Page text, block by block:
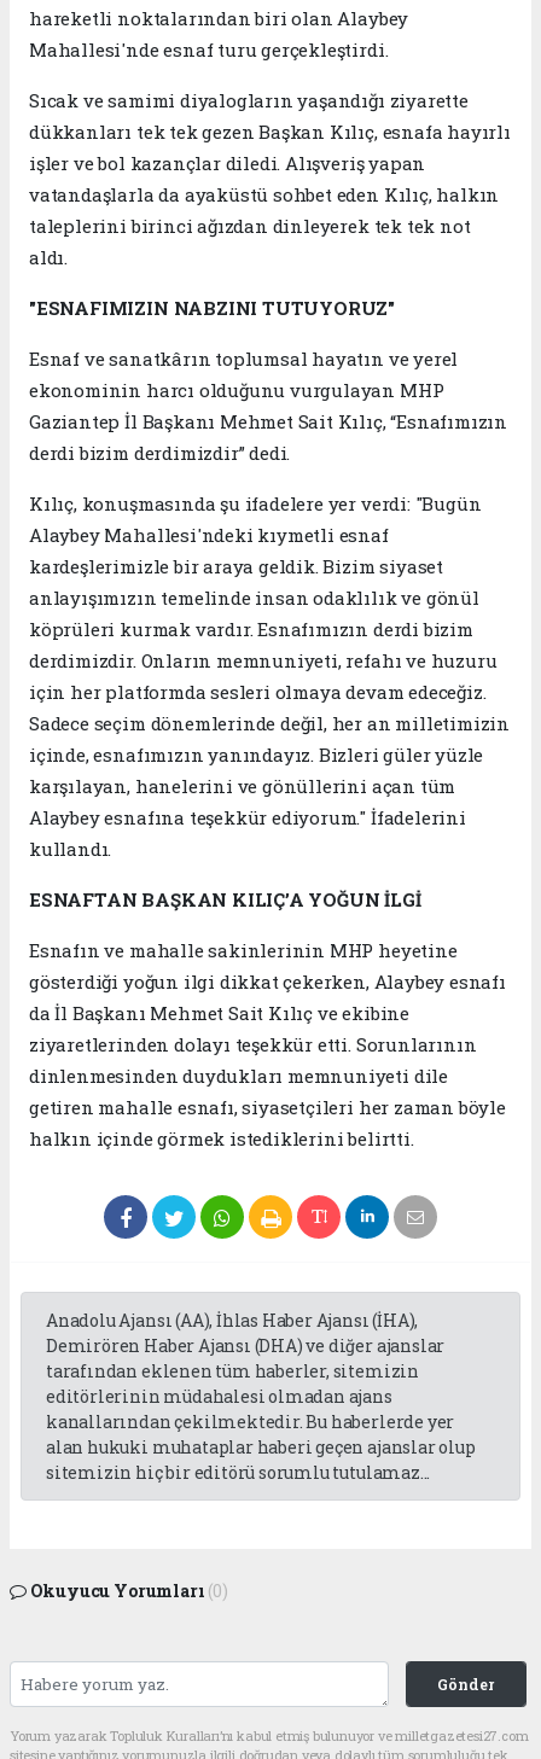
hareketli noktalarından biri olan Alaybey
Mahallesi'nde esnaf turu gerçekleştirdi.
Sıcak ve samimi diyalogların yaşandığı ziyarette
dükkanları tek tek gezen Başkan Kılıç, esnafa hayırlı
işler ve bol kazançlar diledi. Alışveriş yapan
vatandaşlarla da ayaküstü sohbet eden Kılıç, halkın
taleplerini birinci ağızdan dinleyerek tek tek not
aldı.
"ESNAFIMIZIN NABZINI TUTUYORUZ"
Esnaf ve sanatkârın toplumsal hayatın ve yerel
ekonominin harcı olduğunu vurgulayan MHP
Gaziantep İl Başkanı Mehmet Sait Kılıç, “Esnafımızın
derdi bizim derdimizdir” dedi.
Kılıç, konuşmasında şu ifadelere yer verdi: "Bugün
Alaybey Mahallesi'ndeki kıymetli esnaf
kardeşlerimizle bir araya geldik. Bizim siyaset
anlayışımızın temelinde insan odaklılık ve gönül
köprüleri kurmak vardır. Esnafımızın derdi bizim
derdimizdir. Onların memnuniyeti, refahı ve huzuru
için her platformda sesleri olmaya devam edeceğiz.
Sadece seçim dönemlerinde değil, her an milletimizin
içinde, esnafımızın yanındayız. Bizleri güler yüzle
karşılayan, hanelerini ve gönüllerini açan tüm
Alaybey esnafına teşekkür ediyorum." İfadelerini
kullandı.
ESNAFTAN BAŞKAN KILIÇ’A YOĞUN İLGİ
Esnafın ve mahalle sakinlerinin MHP heyetine
gösterdiği yoğun ilgi dikkat çekerken, Alaybey esnafı
da İl Başkanı Mehmet Sait Kılıç ve ekibine
ziyaretlerinden dolayı teşekkür etti. Sorunlarının
dinlenmesinden duydukları memnuniyeti dile
getiren mahalle esnafı, siyasetçileri her zaman böyle
halkın içinde görmek istediklerini belirtti.
Anadolu Ajansı (AA), İhlas Haber Ajansı (İHA),
Demirören Haber Ajansı (DHA) ve diğer ajanslar
tarafından eklenen tüm haberler, sitemizin
editörlerinin müdahalesi olmadan ajans
kanallarından çekilmektedir. Bu haberlerde yer
alan hukuki muhataplar haberi geçen ajanslar olup
sitemizin hiç bir editörü sorumlu tutulamaz...
Okuyucu Yorumları (0)
Gönder
Yorum yazarak Topluluk Kuralları’nı kabul etmiş bulunuyor ve milletgazetesi27.com
sitesine yaptığınız yorumunuzla ilgili doğrudan veya dolaylı tüm sorumluluğu tek